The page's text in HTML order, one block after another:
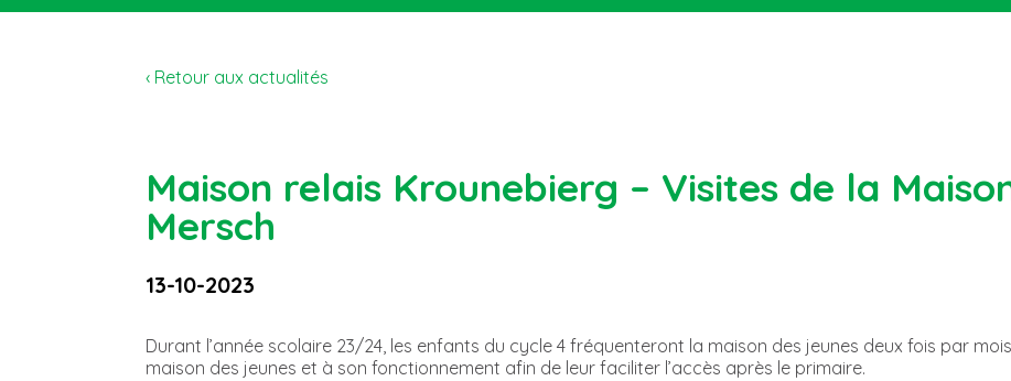
‹ Retour aux actualités
Maison relais Krounebierg – Visites de la
Mersch
13-10-2023
Durant l’année scolaire 23/24, les enfants du cycle 4 fréquenteront la maison des jeunes deux fois par
maison des jeunes et à son fonctionnement afin de leur faciliter l’accès après le primaire.